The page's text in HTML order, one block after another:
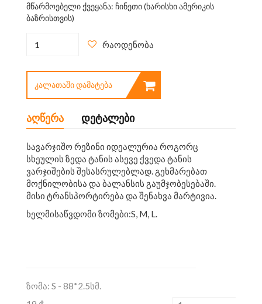
მწარმოებელი ქვეყანა: ჩინეთი (ხარისხი ამერიკის
ბაზრისთვის)
რაოდენობა
ᲙᲐᲚᲐᲗᲐᲨᲘ ᲓᲐᲛᲐᲢᲔᲑᲐ
აღწერა დეტალები
სავარჯიშო რეზინი იდეალურია როგორც
სხეულის ზედა ტანის ასევე ქვედა ტანის
ვარჯიშების შესასრულებლად. გეხმარებათ
მოქნილობისა და ბალანსის გაუმჯობესებაში.
მისი ტრანსპორტირება და შენახვა მარტივია.
ხელმისაწვდომი ზომები:S, M, L.
ზომა: S - 88*2.5სმ.